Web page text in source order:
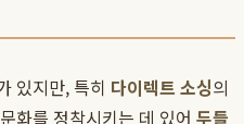
있지만, 특히 다이렉트 소싱의
문화를 정착시키는 데 있어 두들